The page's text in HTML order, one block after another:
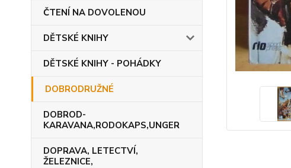
ČTENÍ NA DOVOLENOU
DĚTSKÉ KNIHY
DĚTSKÉ KNIHY - POHÁDKY
DOBRODRUŽNÉ
DOBROD-
KARAVANA,RODOKAPS,UNGER
DOPRAVA, LETECTVÍ,
ŽELEZNICE,